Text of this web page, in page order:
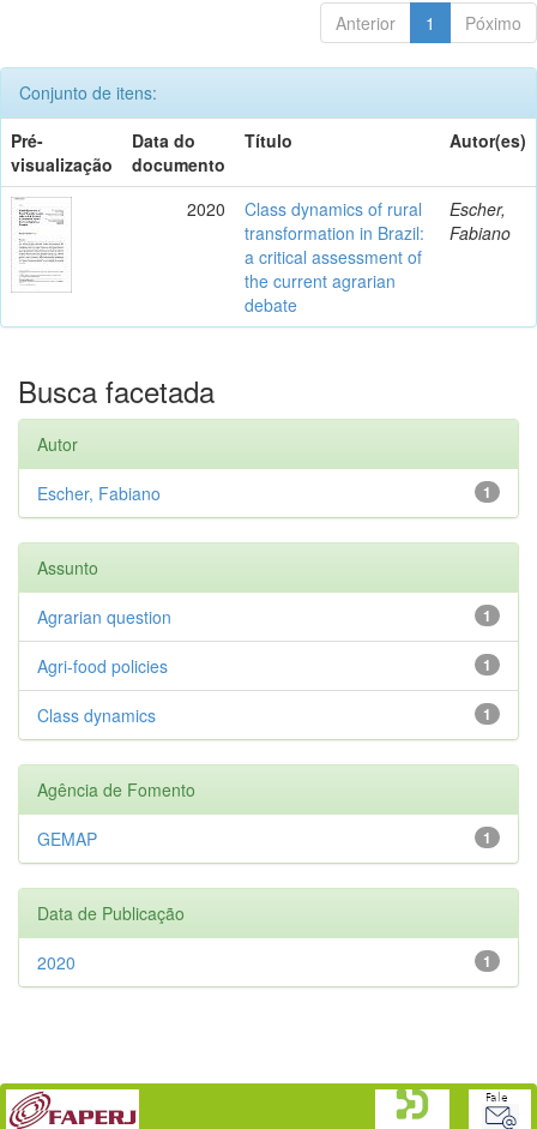
Anterior 1 Póximo
Conjunto de itens:
Pré-
visualização
Data do
documento
Título Autor(es)
2020
Class dynamics of rural
transformation in Brazil:
a critical assessment of
the current agrarian
debate
Escher,
Fabiano
Busca facetada
Autor
1
Escher, Fabiano
Assunto
1
Agrarian question
1
Agri-food policies
1
Class dynamics
Agência de Fomento
1
GEMAP
Data de Publicação
1
2020